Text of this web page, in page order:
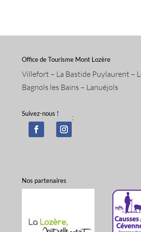
Office de Tourisme Mont Lozère
Villefort – La Bastide Puylaurent –
Bagnols les Bains – Lanuéjols
Suivez-nous ! ;
Nos partenaires